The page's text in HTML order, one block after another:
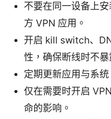
不要在同一设备上
方 VPN 应用。
开启 kill switch、
性，确保断线时不暴
定期更新应用与系
仅在需要时开启
命的影响。